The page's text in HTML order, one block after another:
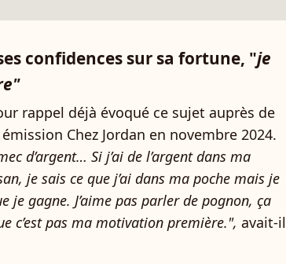
confidences sur sa fortune, "je
rappel déjà évoqué ce sujet auprès de
Chez Jordan en novembre 2024.
d’argent… Si j’ai de l’argent dans ma
je sais ce que j’ai dans ma poche mais je
je gagne. J’aime pas parler de pognon, ça
c’est pas ma motivation première.", avait-il